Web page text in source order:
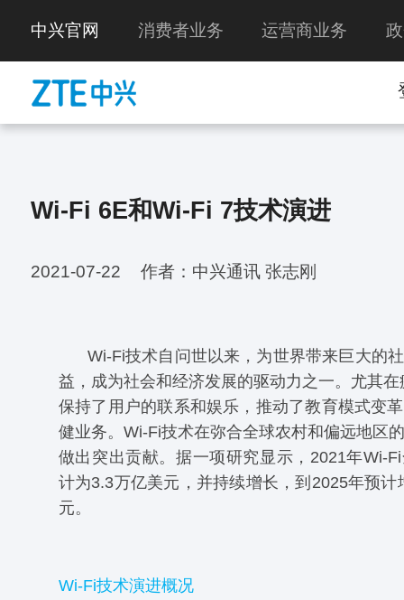
中兴官网 消费者业务 运营商业务
Wi-Fi 6E和Wi-Fi 7技术演进
2021-07-22 作者：中兴通讯 张志刚
Wi-Fi技术自问世以来，为世界带来巨大的
益，成为社会和经济发展的驱动力之一。尤其
保持了用户的联系和娱乐，推动了教育模式变
健业务。Wi-Fi技术在弥合全球农村和偏远地区
做出突出贡献。据一项研究显示，2021年Wi-
计为3.3万亿美元，并持续增长，到2025年预计
元。
Wi-Fi技术演进概况